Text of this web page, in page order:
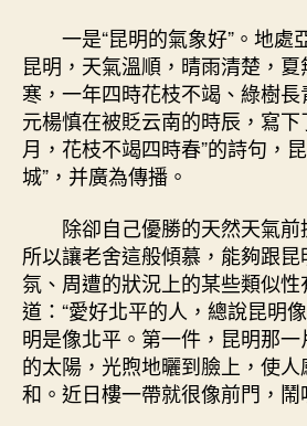
一是“昆明的氣象好”。地處
昆明，天氣溫順，晴雨清楚，
寒，一年四時花枝不竭、綠樹
元楊慎在被貶云南的時辰，寫下
月，花枝不竭四時春”的詩句，
城”，并廣為傳播。
除卻自己優勝的天然天氣
所以讓老舍這般傾慕，能夠跟
氛、周遭的狀況上的某些類似
道：“愛好北平的人，總說昆明
明是像北平。第一件，昆明那
的太陽，光煦地曬到臉上，使
和。近日樓一帶就很像前門，鬧